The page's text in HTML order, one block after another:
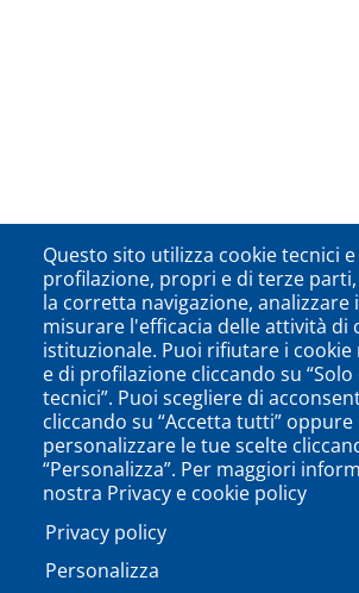
Questo sito utilizza cookie tecnici
profilazione, propri e di terze
la corretta navigazione, analizzare
misurare l'efficacia delle attività di
istituzionale. Puoi rifiutare i cookie
e di profilazione cliccando su “Solo
tecnici”. Puoi scegliere di
cliccando su “Accetta tutti” oppure
personalizzare le tue scelte
“Personalizza”. Per maggiori
nostra Privacy e cookie policy
Privacy policy
Personalizza